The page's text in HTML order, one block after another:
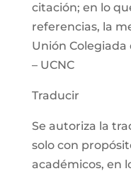
citación; en lo
referencias, la
Unión
– UCNC
Traducir
Se autoriza la
solo con
académicos, en